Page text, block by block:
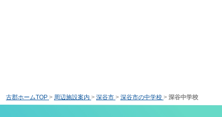
古郡ホームTOP > 周辺施設案内 > 深谷市 > 深谷市の中学校 > 深谷中学校